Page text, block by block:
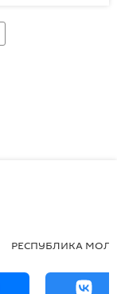
РЕСПУБЛИКА